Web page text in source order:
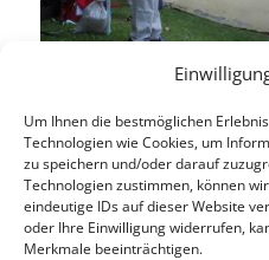
Um Ihnen die bestmöglichen
Technologien wie Cookies, um
zu speichern und/oder darauf
Technologien zustimmen, können
eindeutige IDs auf dieser Website
oder Ihre Einwilligung widerrufen,
Merkmale beeinträchtigen.
Eintrag teilen